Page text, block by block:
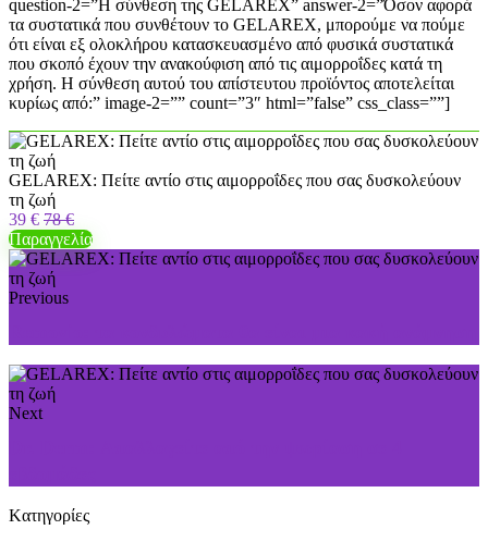
question-2=”Η σύνθεση της GELAREX” answer-2=”Όσον αφορά
τα συστατικά που συνθέτουν το GELAREX, μπορούμε να πούμε
ότι είναι εξ ολοκλήρου κατασκευασμένο από φυσικά συστατικά
που σκοπό έχουν την ανακούφιση από τις αιμορροΐδες κατά τη
χρήση. Η σύνθεση αυτού του απίστευτου προϊόντος αποτελείται
κυρίως από:” image-2=”” count=”3″ html=”false” css_class=””]
GELAREX: Πείτε αντίο στις αιμορροΐδες που σας δυσκολεύουν
τη ζωή
39 € 78 €
Παραγγελία
Previous
Next
Kατηγορίες